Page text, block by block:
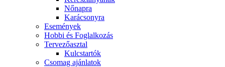
Nőnapra
Karácsonyra
Események
Hobbi és Foglalkozás
Tervezőasztal
Kulcstartók
Csomag ajánlatok